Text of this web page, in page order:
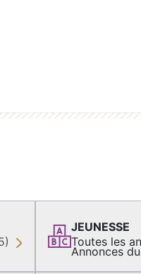
JEUNESSE
Toutes les
Annonces